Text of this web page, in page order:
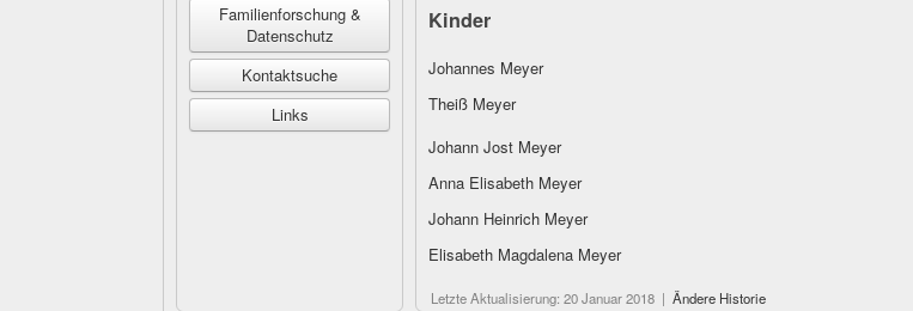
Familienforschung &
Datenschutz
Kontaktsuche
Links
Kinder
Johannes Meyer
Theiß Meyer
Johann Jost Meyer
Anna Elisabeth Meyer
Johann Heinrich Meyer
Elisabeth Magdalena Meyer
Letzte Aktualisierung: 20 Januar 2018 | Ändere Historie